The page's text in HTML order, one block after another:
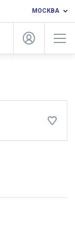
МОСКВА